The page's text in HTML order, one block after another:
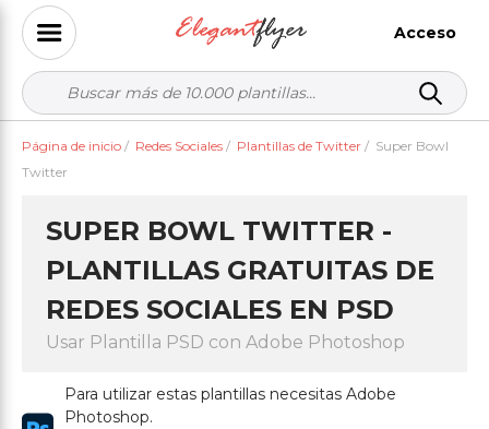
Acceso
Página de inicio / Redes Sociales / Plantillas de Twitter / Super Bowl
Twitter
SUPER BOWL TWITTER -
PLANTILLAS GRATUITAS DE
REDES SOCIALES EN PSD
Usar Plantilla PSD con Adobe Photoshop
Para utilizar estas plantillas necesitas Adobe
Photoshop.